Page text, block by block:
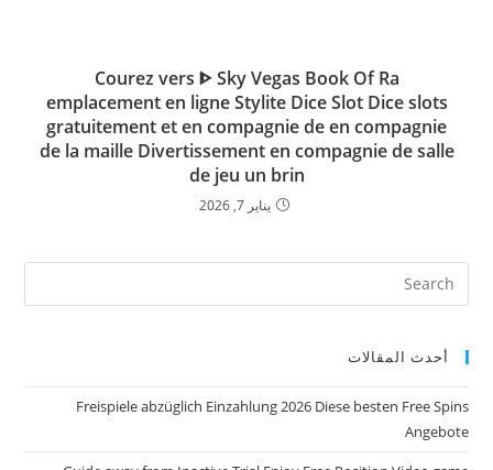
Courez vers ᐈ Sky Vegas Book Of Ra
emplacement en ligne Stylite Dice Slot Dice slots
gratuitement et en compagnie de en compagnie
de la maille Divertissement en compagnie de salle
de jeu un brin
يناير 7, 2026
أحدث المقالات
Freispiele abzüglich Einzahlung 2026 Diese besten Free Spins
Angebote